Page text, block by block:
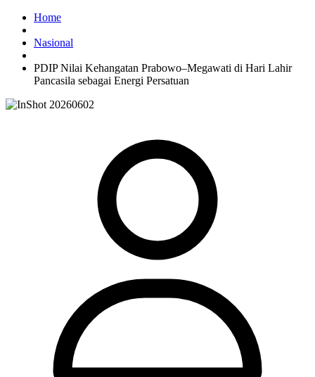
Home
Nasional
PDIP Nilai Kehangatan Prabowo–Megawati di Hari Lahir
Pancasila sebagai Energi Persatuan